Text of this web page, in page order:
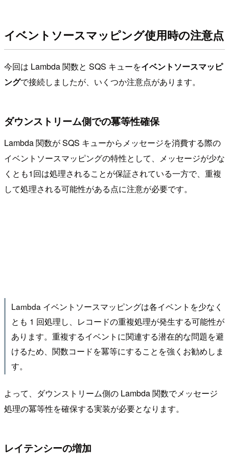
イベントソースマッピング使用時の注意点
今回は Lambda 関数と SQS キューをイベントソースマッピ
ングで接続しましたが、いくつか注意点があります。
ダウンストリーム側での冪等性確保
Lambda 関数が SQS キューからメッセージを消費する際の
イベントソースマッピングの特性として、メッセージが少な
くとも1回は処理されることが保証されている一方で、重複
して処理される可能性がある点に注意が必要です。
Lambda イベントソースマッピングは各イベントを少なく
とも 1 回処理し、レコードの重複処理が発生する可能性が
あります。重複するイベントに関連する潜在的な問題を避
けるため、関数コードを冪等にすることを強くお勧めしま
す。
よって、ダウンストリーム側の Lambda 関数でメッセージ
処理の冪等性を確保する実装が必要となります。
レイテンシーの増加